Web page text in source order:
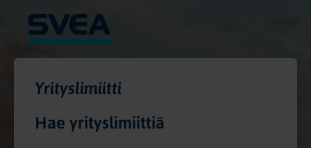
Yrityslimiitti
Hae yrityslimiittiä